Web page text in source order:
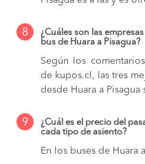
8
¿Cuáles son las
bus de Huara a Pisagua?
Según los
de kupos.cl, las tres
desde Huara a Pisagua
9
¿Cuál es el precio del
cada tipo de asiento?
En los buses de Huara